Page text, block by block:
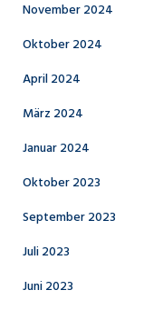
November 2024
Oktober 2024
April 2024
März 2024
Januar 2024
Oktober 2023
September 2023
Juli 2023
Juni 2023